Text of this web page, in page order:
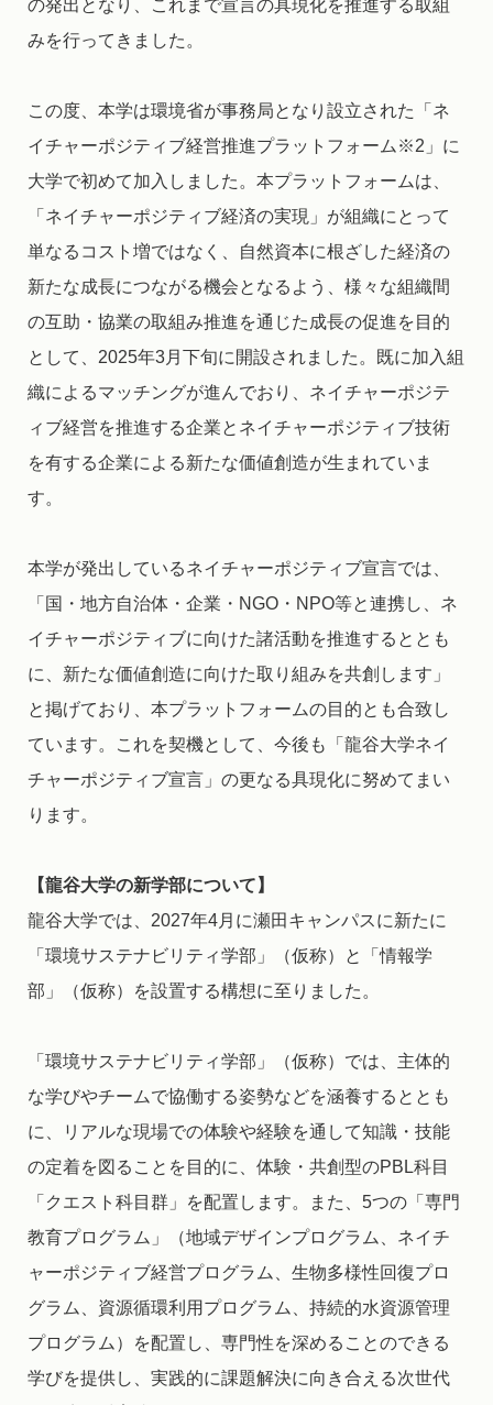
の発出となり、これまで宣言の具現化を推進する取組
みを行ってきました。
この度、本学は環境省が事務局となり設立された「ネ
イチャーポジティブ経営推進プラットフォーム※2」に
大学で初めて加入しました。本プラットフォームは、
「ネイチャーポジティブ経済の実現」が組織にとって
単なるコスト増ではなく、自然資本に根ざした経済の
新たな成長につながる機会となるよう、様々な組織間
の互助・協業の取組み推進を通じた成長の促進を目的
として、2025年3月下旬に開設されました。既に加入組
織によるマッチングが進んでおり、ネイチャーポジテ
ィブ経営を推進する企業とネイチャーポジティブ技術
を有する企業による新たな価値創造が生まれていま
す。
本学が発出しているネイチャーポジティブ宣言では、
「国・地方自治体・企業・NGO・NPO等と連携し、ネ
イチャーポジティブに向けた諸活動を推進するととも
に、新たな価値創造に向けた取り組みを共創します」
と掲げており、本プラットフォームの目的とも合致し
ています。これを契機として、今後も「龍谷大学ネイ
チャーポジティブ宣言」の更なる具現化に努めてまい
ります。
【龍谷大学の新学部について】
龍谷大学では、2027年4月に瀬田キャンパスに新たに
「環境サステナビリティ学部」（仮称）と「情報学
部」（仮称）を設置する構想に至りました。
「環境サステナビリティ学部」（仮称）では、主体的
な学びやチームで協働する姿勢などを涵養するととも
に、リアルな現場での体験や経験を通して知識・技能
の定着を図ることを目的に、体験・共創型のPBL科目
「クエスト科目群」を配置します。また、5つの「専門
教育プログラム」（地域デザインプログラム、ネイチ
ャーポジティブ経営プログラム、生物多様性回復プロ
グラム、資源循環利用プログラム、持続的水資源管理
プログラム）を配置し、専門性を深めることのできる
学びを提供し、実践的に課題解決に向き合える次世代